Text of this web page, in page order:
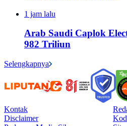
1 jam lalu
Arab Saudi Caplok
982 Triliun
Selengkapnya
Kontak
Disclaimer